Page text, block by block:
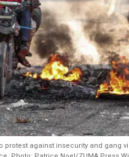
protest against insecurity and gang